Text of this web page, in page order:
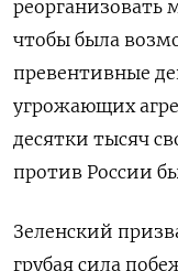
реорганизовать
чтобы была
превентивные
угрожающих
десятки тысяч
против России
Зеленский
грубая сила